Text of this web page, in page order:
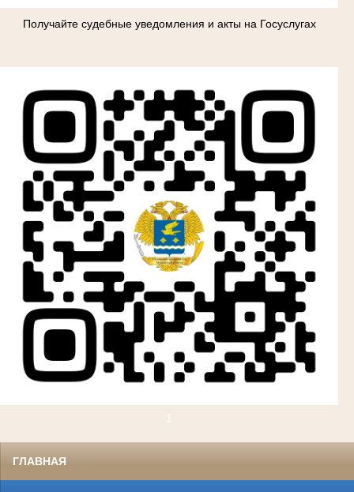
Получайте судебные уведомления и акты на Госуслугах
ГЛАВНАЯ